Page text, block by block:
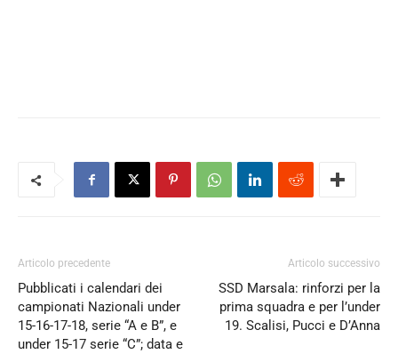
Articolo precedente
Pubblicati i calendari dei
campionati Nazionali under
15-16-17-18, serie “A e B”, e
under 15-17 serie “C”; data e
Articolo successivo
SSD Marsala: rinforzi per la
prima squadra e per l’under
19. Scalisi, Pucci e D’Anna